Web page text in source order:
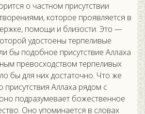
о частном присутствии
которое проявляется в
помощи и близости. Это —
удостоены терпеливые
бы подобное присутствие Аллаха
превосходством терпеливых
бы для них достаточно. Что же
присутствия Аллаха рядом с
подразумевает божественное
Оно упоминается в словах